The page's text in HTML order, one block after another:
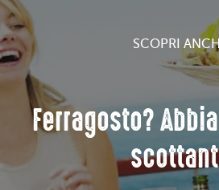
SCOPRI
Ferragosto?